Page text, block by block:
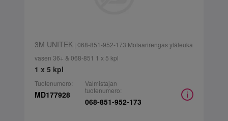
3M UNITEK| 068-851-952-173 Molaarirengas yläleuka
vasen 36+ & 068-851 1 x 5 kpl
1 x 5 kpl
Tuotenumero:
MD177928
Valmistajan
tuotenumero:
068-851-952-173